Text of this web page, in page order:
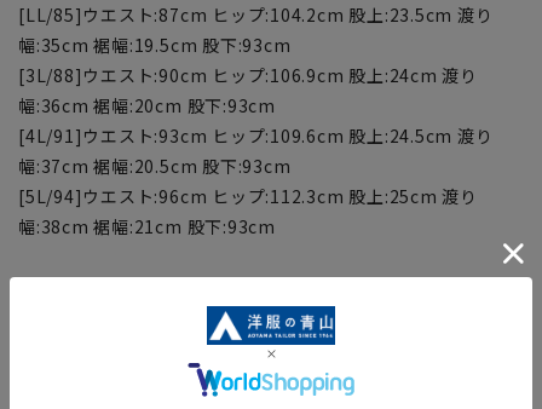
[LL/85]ウエスト:87cm ヒップ:104.2cm 股上:23.5cm 渡り
幅:35cm 裾幅:19.5cm 股下:93cm
[3L/88]ウエスト:90cm ヒップ:106.9cm 股上:24cm 渡り
幅:36cm 裾幅:20cm 股下:93cm
[4L/91]ウエスト:93cm ヒップ:109.6cm 股上:24.5cm 渡り
幅:37cm 裾幅:20.5cm 股下:93cm
[5L/94]ウエスト:96cm ヒップ:112.3cm 股上:25cm 渡り
幅:38cm 裾幅:21cm 股下:93cm
品となります。裾上げテープは当サイトでご購入いただけま
SUSOTAPE010